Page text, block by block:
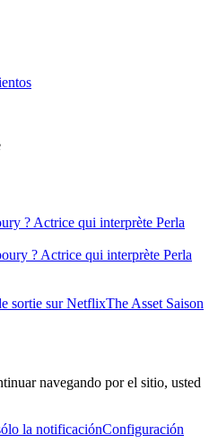
? Actrice qui interprète Perla
The Asset Saison
navegando por el sitio, usted
la notificaciónConfiguración